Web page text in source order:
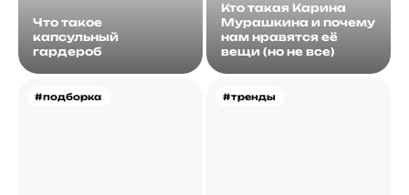
Что такое
капсульный
гардероб
Кто такая Карина
Мурашкина и почему
нам нравятся её
вещи (но не все)
#подборка #тренды